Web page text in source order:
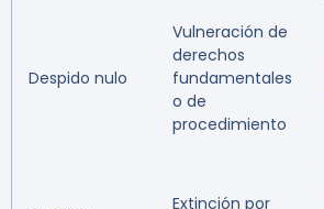
Despido nulo
Vulneración de
derechos
fundamentales
o de
procedimiento
Extinción por